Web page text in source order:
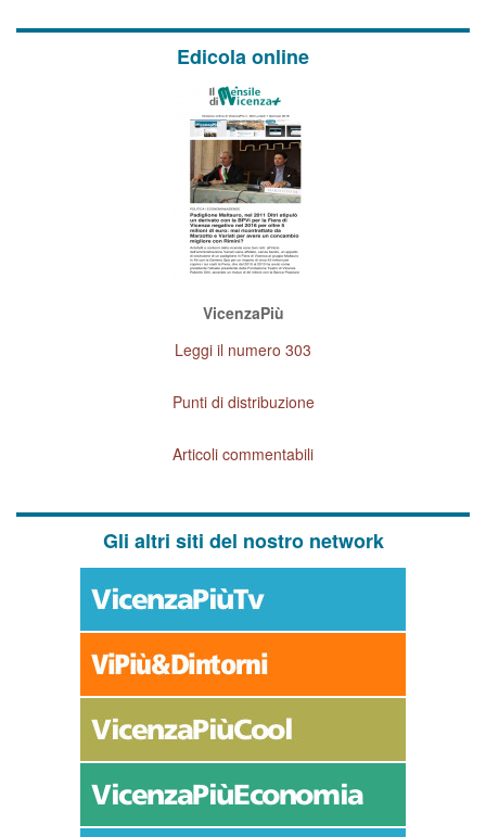
Edicola online
VicenzaPiù
Leggi il numero 303
Punti di distribuzione
Articoli commentabili
Gli altri siti del nostro network